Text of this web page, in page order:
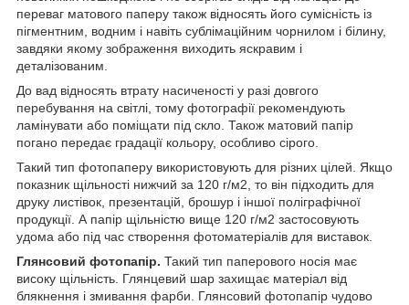
переваг матового паперу також відносять його сумісність із
пігментним, водним і навіть сублімаційним чорнилом і білину,
завдяки якому зображення виходить яскравим і
деталізованим.
До вад відносять втрату насиченості у разі довгого
перебування на світлі, тому фотографії рекомендують
ламінувати або поміщати під скло. Також матовий папір
погано передає градації кольору, особливо сірого.
Такий тип фотопаперу використовують для різних цілей. Якщо
показник щільності нижчий за 120 г/м2, то він підходить для
друку листівок, презентацій, брошур і іншої поліграфічної
продукції. А папір щільністю вище 120 г/м2 застосовують
удома або під час створення фотоматеріалів для виставок.
Глянсовий фотопапір. Такий тип паперового носія має
високу щільність. Глянцевий шар захищає матеріал від
блякнення і змивання фарби. Глянсовий фотопапір чудово